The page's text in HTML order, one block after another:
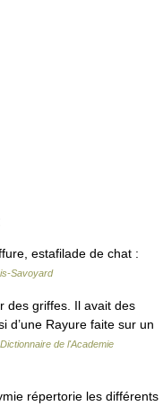
estafilade de chat :
Savoyard
griffes. Il avait des
d’une Rayure faite sur un
Dictionnaire de l'Academie
répertorie les différents